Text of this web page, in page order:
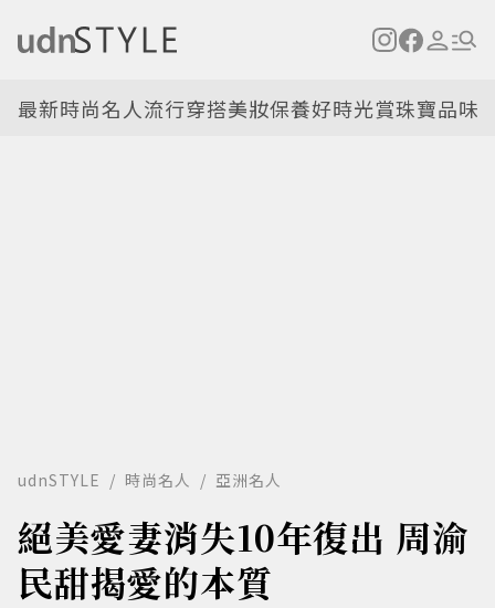
最新時尚名人流行穿搭美妝保養好時光賞珠寶品味
udnSTYLE 時尚名人 亞洲名人
絕美愛妻消失10年復出 周渝
民甜揭愛的本質